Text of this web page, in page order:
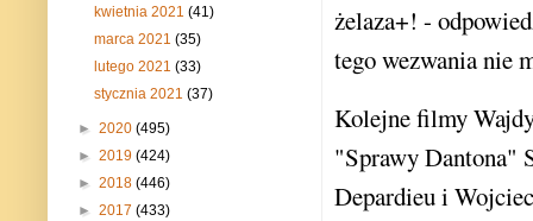
żelaza+! -
tego wezwania nie
Kolejne filmy
"Sprawy Dantona"
Depardieu i
kwietnia 2021(41)
marca 2021(35)
lutego 2021(33)
stycznia 2021(37)
► 2020 (495)
► 2019 (424)
► 2018 (446)
► 2017 (433)